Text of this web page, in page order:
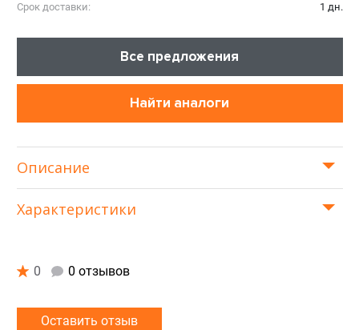
Срок доставки: 1 дн.
Все предложения
Найти аналоги
Описание
Характеристики
0 0 отзывов
Оставить отзыв